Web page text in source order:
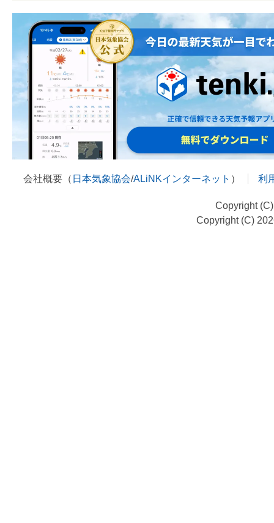
会社概要（ 日本気象協会/ALiNKインターネット ） 利
Copyright
Copyright (C)